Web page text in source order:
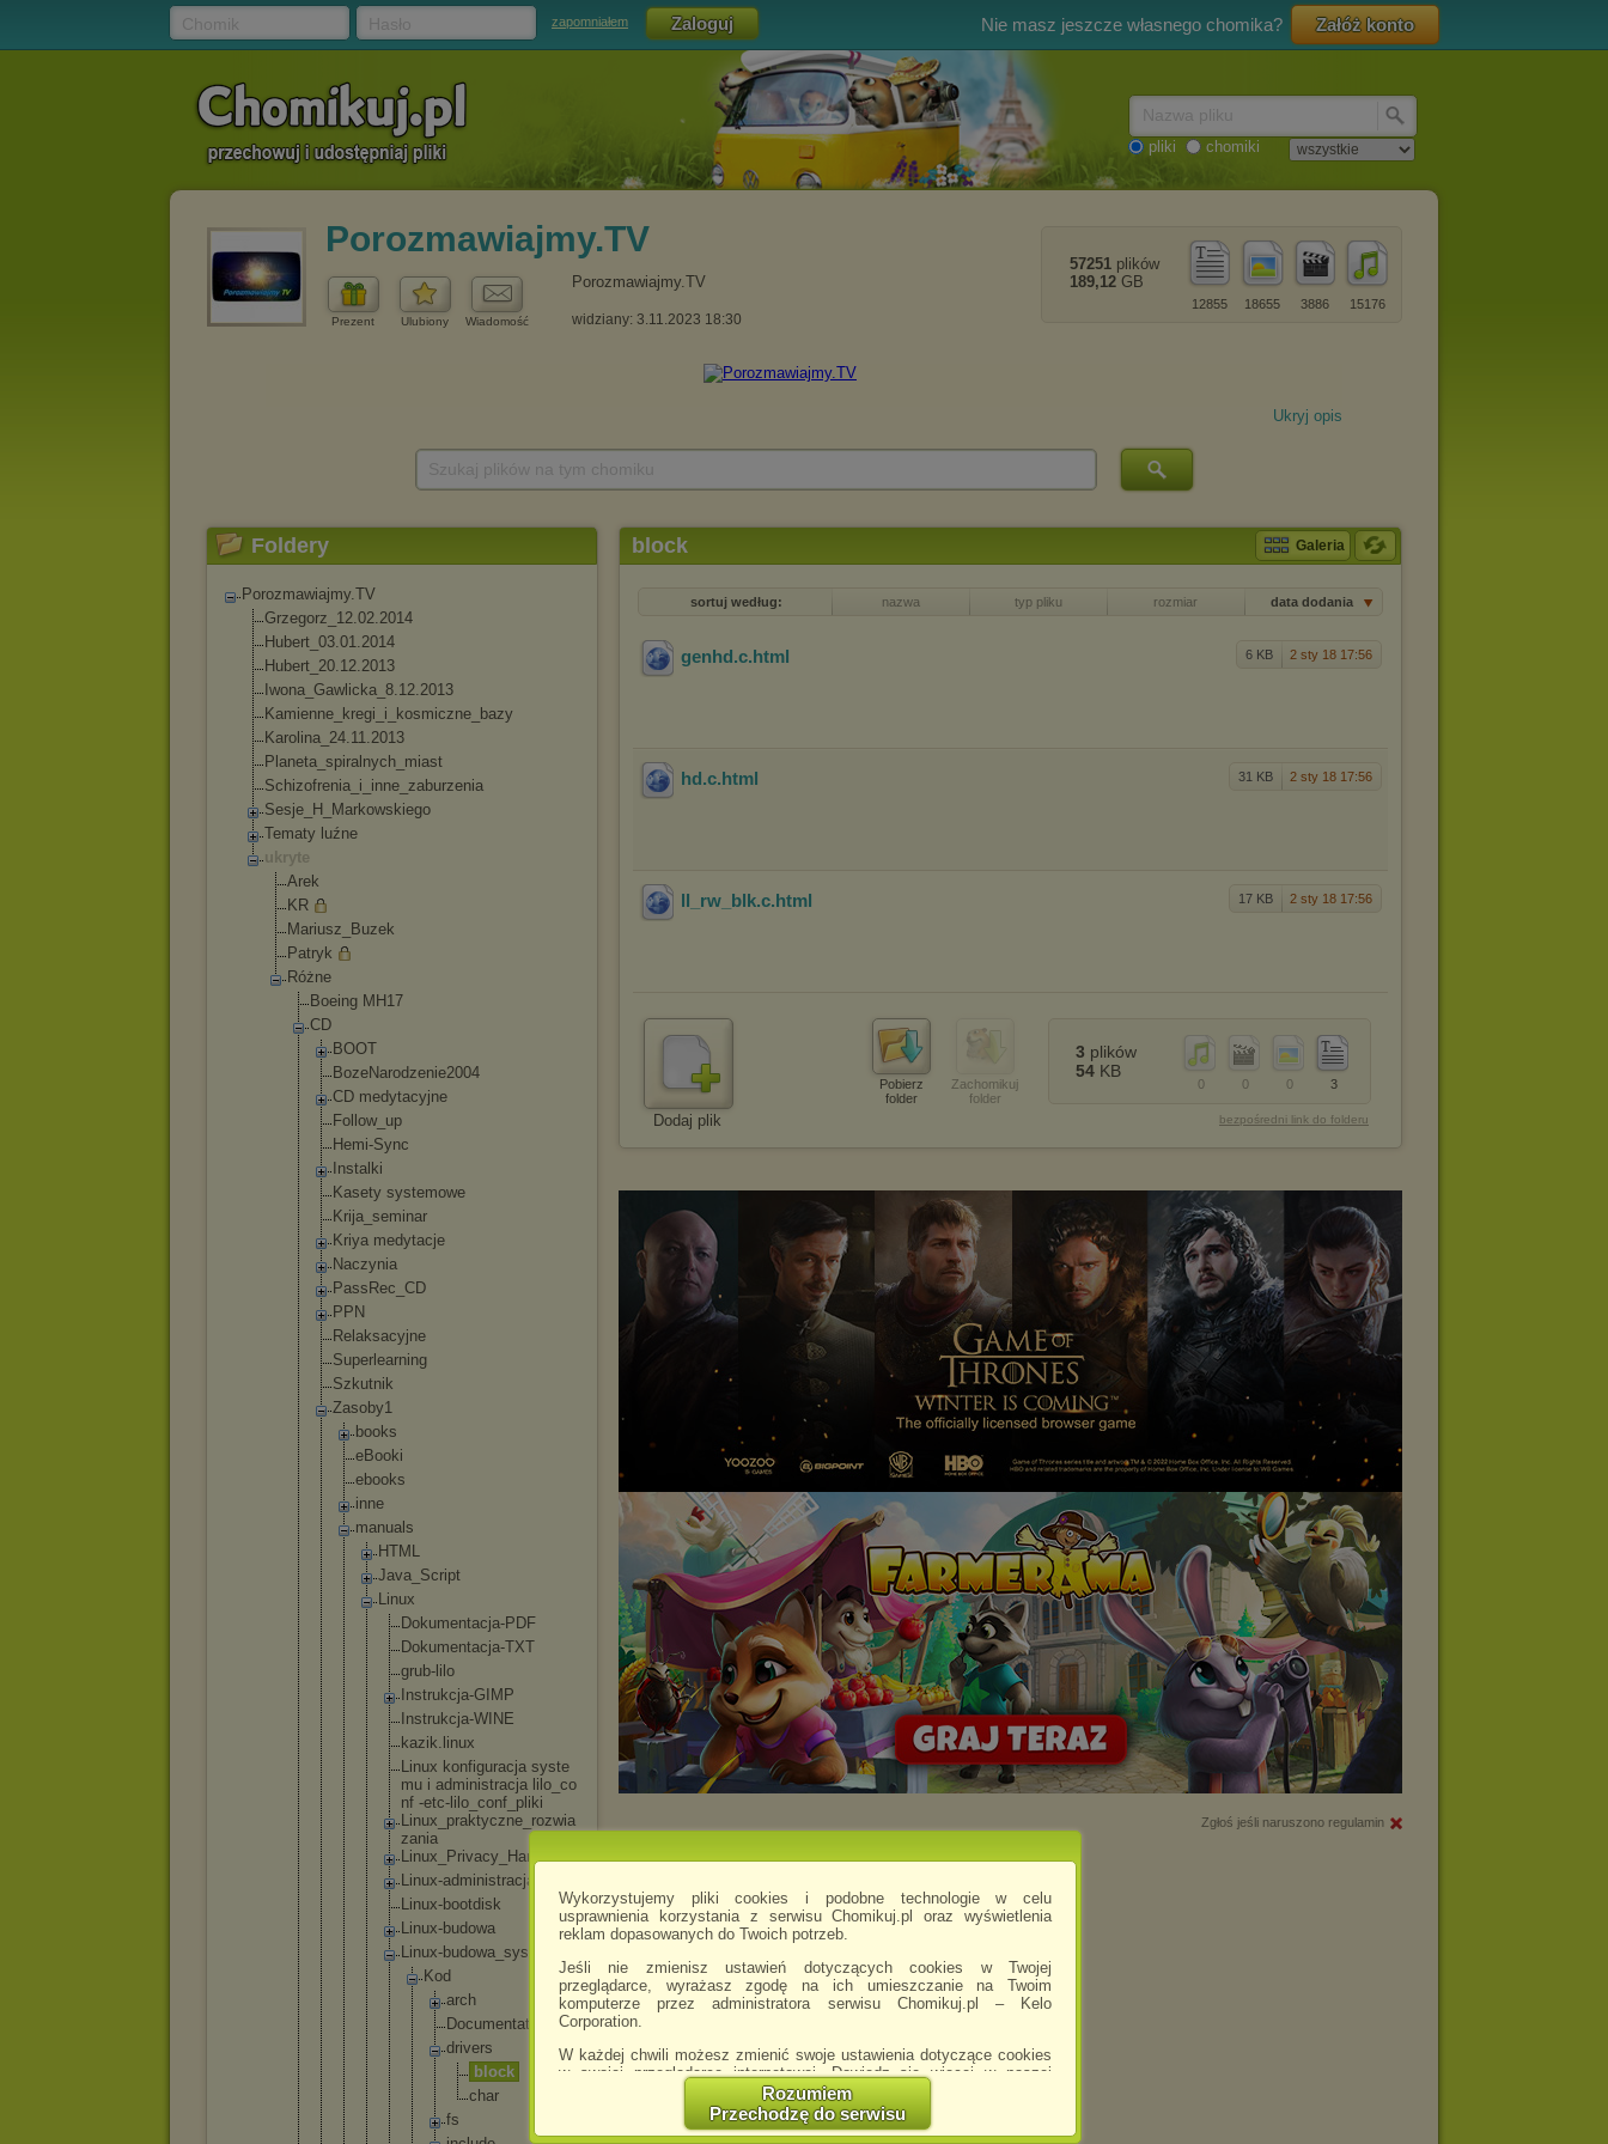
Wykorzystujemy pliki cookies i podobne technologie w celu
usprawnienia korzystania z serwisu Chomikuj.pl oraz wyświetlenia
reklam dopasowanych do Twoich potrzeb.
Jeśli nie zmienisz ustawień dotyczących cookies w Twojej
przeglądarce, wyrażasz zgodę na ich umieszczanie na Twoim
komputerze przez administratora serwisu Chomikuj.pl – Kelo
Corporation.
W każdej chwili możesz zmienić swoje ustawienia dotyczące cookies
w swojej przeglądarce internetowej. Dowiedz się więcej w naszej
http://chomikuj.pl/PolitykaPrywatnosci.aspx
Jednocześnie informujemy że zmiana ustawień przeglądarki może
Rozumiem
Przechodzę do serwisu
zapomniałem Nie masz jeszcze własnego chomika? Załóż konto
pliki chomiki
Porozmawiajmy.TV
Prezent Ulubiony Wiadomość
Porozmawiajmy.TV
widziany: 3.11.2023 18:30
15176
3886
18655
12855
57251 plików
189,12 GB
Ukryj opis
Foldery
Porozmawiajmy.TV
Grzegorz_12.02.2014
Hubert_03.01.2014
Hubert_20.12.2013
Iwona_Gawlicka_8.12.2013
Kamienne_kregi_i_
kosmiczne_bazy
Karolina_24.11.2013
Planeta_spiralnyc h_miast
Schizofrenia_i_inne_zaburzenia
Sesje_H_Markowskiego
Tematy luźne
ukryte
Arek
KR
Mariusz_Buzek
Patryk
Różne
Boeing MH17
CD
BOOT
BozeNarodzenie2004
CD medytacyjne
Follow_up
Hemi-Sync
Instalki
Kasety systemowe
Krija_seminar
Kriya medytacje
Naczynia
PassRec_ CD
PPN
Relaksacyjne
Superlearning
Szkutnik
Zasoby1
books
eBooki
ebooks
inne
manua ls
HTML
Java _Script
Linux
Dokumentacja-P DF
Dokumentacja-TXT
grub- i o
nstrukcja-G M P
nstrukcja-W N E
kazi k. inux
Linux konfiguracja syste
mu i ad ministracja l i o co
nf -etc- i o conf p i ki
Linux praktyczne rozwia
zania
Linux Privacy Han dbook
Linux-ad ministracja
Linux-bootd is k
Linux-budowa
Linux-budowa sys
Kod
arc h
Documentat
d rivers
b ock
c har
fs
block Galeria
sortuj według: nazwa typ pliku rozmiar data dodania
6 KB 2 sty 18 17:56
genhd.c.html
31 KB 2 sty 18 17:56
hd.c.html
17 KB 2 sty 18 17:56
ll_rw_blk.c.html
Dodaj plik
Pobierz
folder
Zachomikuj
folder
3
0
0
0
3 plików
54 KB
bezpośredni link do folderu
Zgłoś jeśli naruszono regulamin